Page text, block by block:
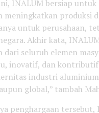
INALUM bersiap untuk
meningkatkan produksi
untuk perusahaan,
Akhir kata,
dari seluruh elemen
inovatif, dan
industri
global,” tambah
penghargaan tersebut,